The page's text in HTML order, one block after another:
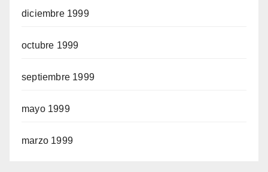
diciembre 1999
octubre 1999
septiembre 1999
mayo 1999
marzo 1999